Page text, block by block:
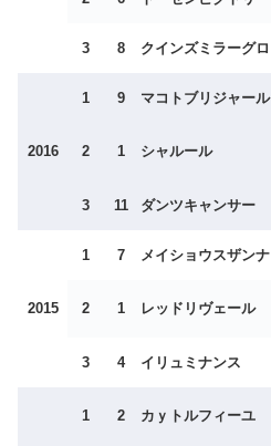
3 8 クインズミラーグロ
2016
1 9 マコトブリジャール
2 1 シャルール
3 11 ダンツキャンサー
2015
1 7 メイショウスザンナ
2 1 レッドリヴェール
3 4 イリュミナンス
1 2 カｙトルフィーユ